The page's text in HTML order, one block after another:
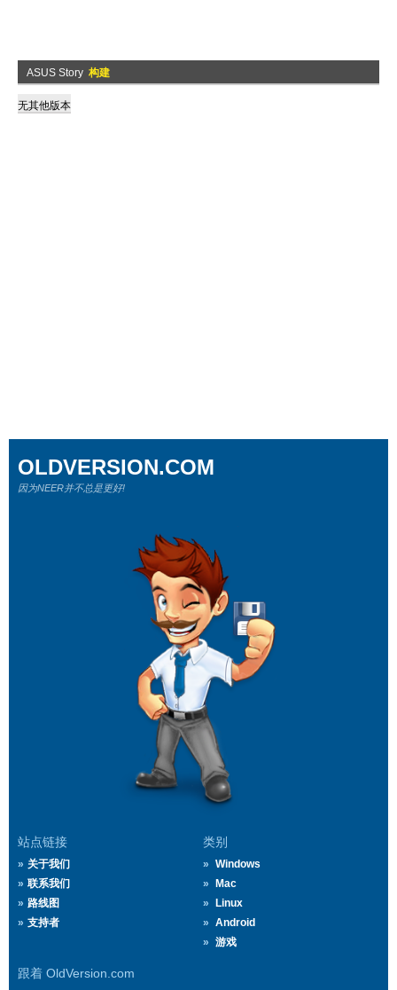
ASUS Story 构建
无其他版本
站点链接
关于我们
联系我们
路线图
支持者
类别
Windows
Mac
Linux
Android
游戏
跟着 OldVersion.com
OLDVERSION.COM
因为NEER并不总是更好!